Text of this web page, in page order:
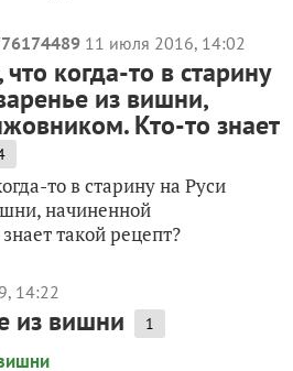
11 июля 2016, 14:02
когда-то в старину
из вишни,
Кто-то знает
то в старину на Руси
начиненной
такой рецепт?
14:22
из вишни 1